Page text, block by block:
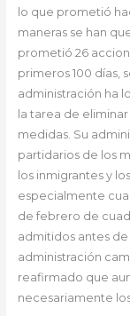
lo que prometió
maneras se han
prometió 26
primeros 100 días,
administración ha
la tarea de
medidas. Su
partidarios de los
los inmigrantes y
especialmente
de febrero de
admitidos antes de
administración
reafirmado que
necesariamente